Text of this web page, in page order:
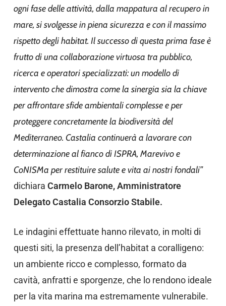
ogni fase delle attività, dalla mappatura al recupero in
mare, si svolgesse in piena sicurezza e con il massimo
rispetto degli habitat. Il successo di questa prima fase è
frutto di una collaborazione virtuosa tra pubblico,
ricerca e operatori specializzati: un modello di
intervento che dimostra come la sinergia sia la chiave
per affrontare sfide ambientali complesse e per
proteggere concretamente la biodiversità del
Mediterraneo. Castalia continuerà a lavorare con
determinazione al fianco di ISPRA, Marevivo e
CoNISMa per restituire salute e vita ai nostri fondali”
dichiara Carmelo Barone, Amministratore
Delegato Castalia Consorzio Stabile.
Le indagini effettuate hanno rilevato, in molti di
questi siti, la presenza dell’habitat a coralligeno:
un ambiente ricco e complesso, formato da
cavità, anfratti e sporgenze, che lo rendono ideale
per la vita marina ma estremamente vulnerabile.